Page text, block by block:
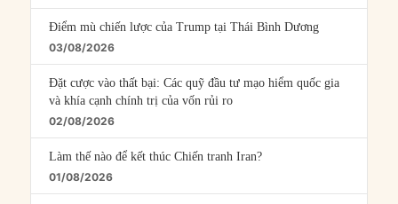
Điểm mù chiến lược của Trump tại Thái Bình Dương
03/08/2026
Đặt cược vào thất bại: Các quỹ đầu tư mạo hiểm quốc gia
và khía cạnh chính trị của vốn rủi ro
02/08/2026
Làm thế nào để kết thúc Chiến tranh Iran?
01/08/2026